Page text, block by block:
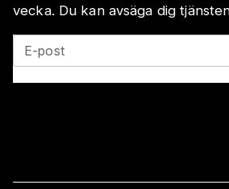
vecka. Du kan avsäga dig
E-post